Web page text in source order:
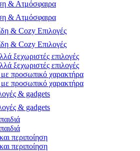
& Ατμόσφαιρα
& Ατμόσφαιρα
& Cozy Επιλογές
& Cozy Επιλογές
ξεχωριστές επιλογές
ξεχωριστές επιλογές
με προσωπικό χαρακτήρα
με προσωπικό χαρακτήρα
& gadgets
& gadgets
περιποίηση
περιποίηση